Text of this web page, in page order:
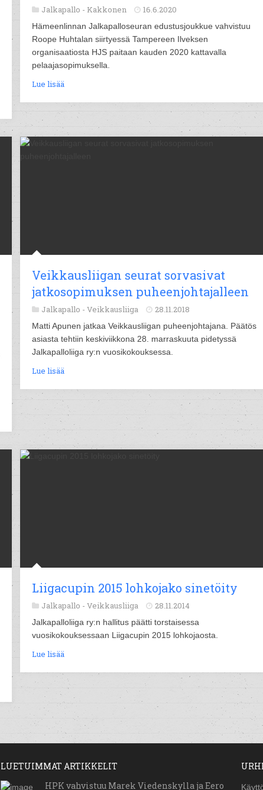
Jalkapallo - Kakkonen 16.6.2020
Hämeenlinnan Jalkapalloseuran edustusjoukkue vahvistuu
Roope Huhtalan siirtyessä Tampereen Ilveksen
organisaatiosta HJS paitaan kauden 2020 kattavalla
pelaajasopimuksella.
Lue lisää
Veikkausliigan seurat sorvasivat
jatkosopimuksen puheenjohtajalleen
Jalkapallo - Veikkausliiga 28.11.2018
Matti Apunen jatkaa Veikkausliigan puheenjohtajana. Päätös
asiasta tehtiin keskiviikkona 28. marraskuuta pidetyssä
Jalkapalloliiga ry:n vuosikokouksessa.
Lue lisää
Liigacupin 2015 lohkojako sinetöity
Jalkapallo - Veikkausliiga 28.11.2014
Jalkapalloliiga ry:n hallitus päätti torstaisessa
vuosikokouksessaan Liigacupin 2015 lohkojaosta.
Lue lisää
LUETUIMMAT ARTIKKELIT
HPK vahvistuu Marek Viedenskylla ja Eero